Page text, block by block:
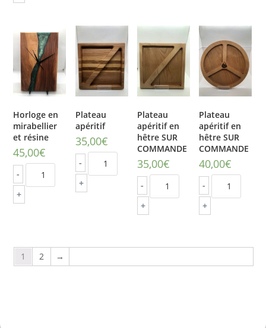
Horloge en
mirabellier
et résine
45,00€
-
+
Plateau
apéritif
35,00€
-
+
Plateau
apéritif en
hêtre SUR
COMMANDE
35,00€
-
+
Plateau
apéritif en
hêtre SUR
COMMANDE
40,00€
-
+
1 2 →